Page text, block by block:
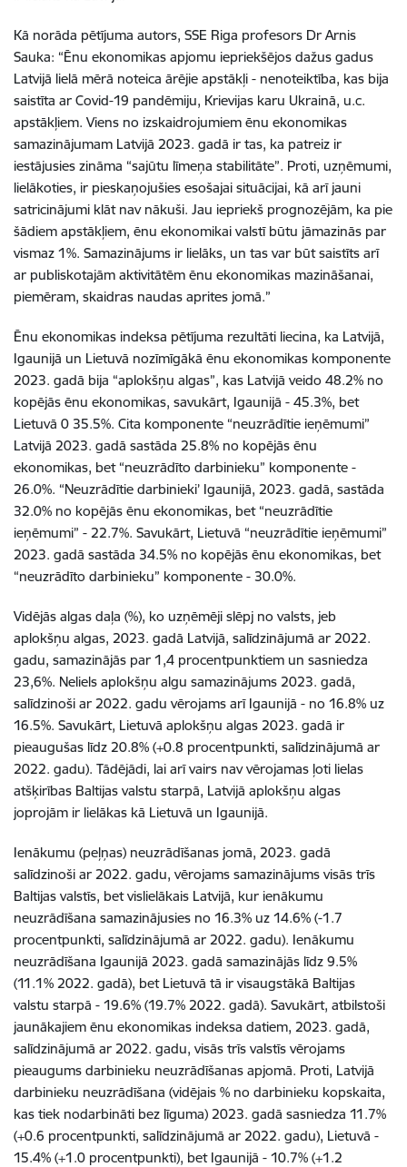
Kā norāda pētījuma autors, SSE Riga profesors Dr Arnis
Sauka: “Ēnu ekonomikas apjomu iepriekšējos dažus gadus
Latvijā lielā mērā noteica ārējie apstākļi - nenoteiktība, kas bija
saistīta ar Covid-19 pandēmiju, Krievijas karu Ukrainā, u.c.
apstākļiem. Viens no izskaidrojumiem ēnu ekonomikas
samazinājumam Latvijā 2023. gadā ir tas, ka patreiz ir
iestājusies zināma “sajūtu līmeņa stabilitāte”. Proti, uzņēmumi,
lielākoties, ir pieskaņojušies esošajai situācijai, kā arī jauni
satricinājumi klāt nav nākuši. Jau iepriekš prognozējām, ka pie
šādiem apstākļiem, ēnu ekonomikai valstī būtu jāmazinās par
vismaz 1%. Samazinājums ir lielāks, un tas var būt saistīts arī
ar publiskotajām aktivitātēm ēnu ekonomikas mazināšanai,
piemēram, skaidras naudas aprites jomā.”
Ēnu ekonomikas indeksa pētījuma rezultāti liecina, ka Latvijā,
Igaunijā un Lietuvā nozīmīgākā ēnu ekonomikas komponente
2023. gadā bija “aplokšņu algas”, kas Latvijā veido 48.2% no
kopējās ēnu ekonomikas, savukārt, Igaunijā - 45.3%, bet
Lietuvā 0 35.5%. Cita komponente “neuzrādītie ieņēmumi”
Latvijā 2023. gadā sastāda 25.8% no kopējās ēnu
ekonomikas, bet “neuzrādīto darbinieku” komponente -
26.0%. “Neuzrādītie darbinieki’ Igaunijā, 2023. gadā, sastāda
32.0% no kopējās ēnu ekonomikas, bet “neuzrādītie
ieņēmumi” - 22.7%. Savukārt, Lietuvā “neuzrādītie ieņēmumi”
2023. gadā sastāda 34.5% no kopējās ēnu ekonomikas, bet
“neuzrādīto darbinieku” komponente - 30.0%.
Vidējās algas daļa (%), ko uzņēmēji slēpj no valsts, jeb
aplokšņu algas, 2023. gadā Latvijā, salīdzinājumā ar 2022.
gadu, samazinājās par 1,4 procentpunktiem un sasniedza
23,6%. Neliels aplokšņu algu samazinājums 2023. gadā,
salīdzinoši ar 2022. gadu vērojams arī Igaunijā - no 16.8% uz
16.5%. Savukārt, Lietuvā aplokšņu algas 2023. gadā ir
pieaugušas līdz 20.8% (+0.8 procentpunkti, salīdzinājumā ar
2022. gadu). Tādējādi, lai arī vairs nav vērojamas ļoti lielas
atšķirības Baltijas valstu starpā, Latvijā aplokšņu algas
joprojām ir lielākas kā Lietuvā un Igaunijā.
Ienākumu (peļņas) neuzrādīšanas jomā, 2023. gadā
salīdzinoši ar 2022. gadu, vērojams samazinājums visās trīs
Baltijas valstīs, bet vislielākais Latvijā, kur ienākumu
neuzrādīšana samazinājusies no 16.3% uz 14.6% (-1.7
procentpunkti, salīdzinājumā ar 2022. gadu). Ienākumu
neuzrādīšana Igaunijā 2023. gadā samazinājās līdz 9.5%
(11.1% 2022. gadā), bet Lietuvā tā ir visaugstākā Baltijas
valstu starpā - 19.6% (19.7% 2022. gadā). Savukārt, atbilstoši
jaunākajiem ēnu ekonomikas indeksa datiem, 2023. gadā,
salīdzinājumā ar 2022. gadu, visās trīs valstīs vērojams
pieaugums darbinieku neuzrādīšanas apjomā. Proti, Latvijā
darbinieku neuzrādīšana (vidējais % no darbinieku kopskaita,
kas tiek nodarbināti bez līguma) 2023. gadā sasniedza 11.7%
(+0.6 procentpunkti, salīdzinājumā ar 2022. gadu), Lietuvā -
15.4% (+1.0 procentpunkti), bet Igaunijā - 10.7% (+1.2